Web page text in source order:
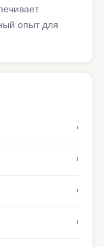
опыт для
›
›
›
›